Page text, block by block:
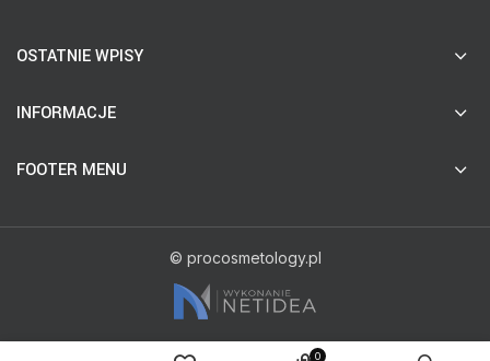
OSTATNIE WPISY
INFORMACJE
FOOTER MENU
© procosmetology.pl
0